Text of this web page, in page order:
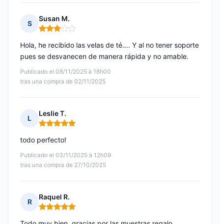
S
Susan M.
Nota: 3 de 5
Publicado el 08/11/2025 à 18h00
tras una compra de 02/11/2025
Hola, he recibido las velas de té.... Y al no tener soporte
pues se desvanecen de manera rápida y no amable.
L
Leslie T.
Nota: 5 de 5
Publicado el 03/11/2025 à 12h09
tras una compra de 27/10/2025
todo perfecto!
R
Raquel R.
Nota: 5 de 5